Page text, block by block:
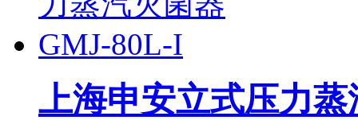
上海申安立式压力